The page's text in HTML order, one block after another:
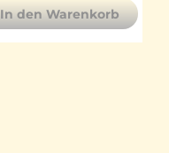
In den Warenkorb